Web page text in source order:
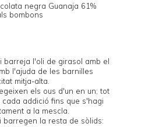
negra Guanaja 61%
bombons
barreja l'oli de girasol amb el
l'ajuda de les barnilles
mitja-alta.
els ous d'un en un; tot
addició fins que s'hagi
a la mescla.
barregen la resta de sòlids: